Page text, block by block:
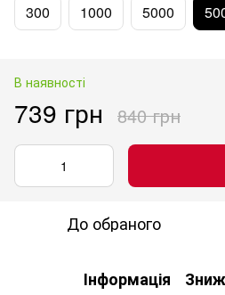
300 1000 5000
В наявності
739 грн 840 грн
До обраного
Інформація